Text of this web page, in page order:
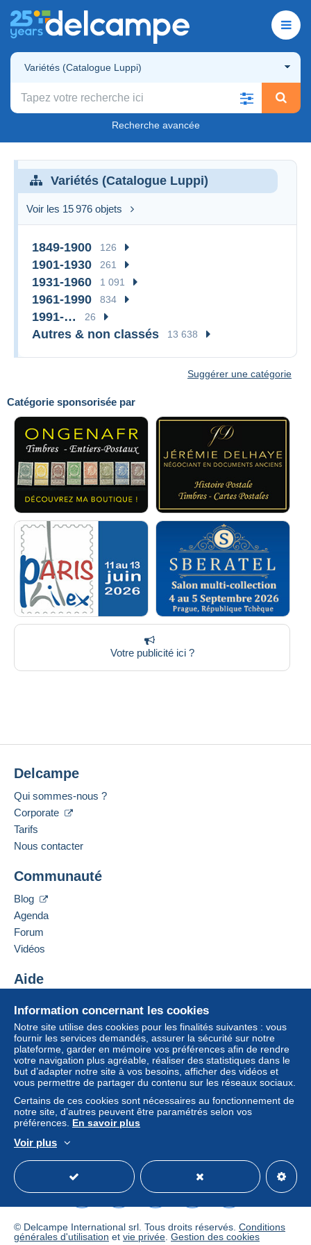
Variétés (Catalogue Luppi)
Recherche avancée
Catégorie sponsorisée par
Votre publicité ici ?
Variétés (Catalogue Luppi)
Voir les 15 976 objets
1849-1900 126
1901-1930 261
1931-1960 1 091
1961-1990 834
1991-… 26
Autres & non classés 13 638
Suggérer une catégorie
Information concernant les cookies
Notre site utilise des cookies pour les finalités suivantes : vous
fournir les services demandés, assurer la sécurité sur notre
plateforme, garder en mémoire vos préférences afin de rendre
votre navigation plus agréable, réaliser des statistiques dans le
but d’adapter notre site à vos besoins, afficher des vidéos et
vous permettre de partager du contenu sur les réseaux sociaux.
Certains de ces cookies sont nécessaires au fonctionnement de
notre site, d’autres peuvent être paramétrés selon vos
préférences. En savoir plus
Voir plus
Delcampe
Qui sommes-nous ?
Corporate
Tarifs
Nous contacter
Communauté
Blog
Agenda
Forum
Vidéos
Aide
Acheter sur Delcampe
Vendre sur Delcampe
Un site sécurisé
© Delcampe International srl. Tous droits réservés. Conditions
générales d'utilisation et vie privée. Gestion des cookies